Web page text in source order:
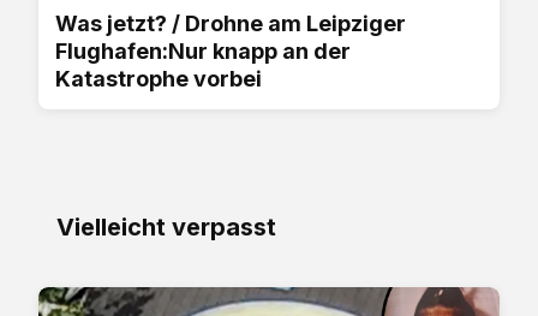
Was jetzt? / Drohne am Leipziger
Flughafen:Nur knapp an der
Katastrophe vorbei
Vielleicht verpasst